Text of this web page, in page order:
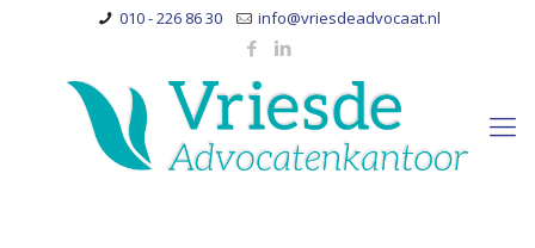
010 - 226 86 30 info@vriesdeadvocaat.nl